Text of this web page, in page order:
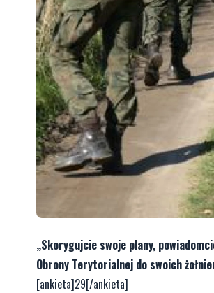
„Skorygujcie swoje plany,
Obrony Terytorialnej do swoich
[ankieta]29[/ankieta]